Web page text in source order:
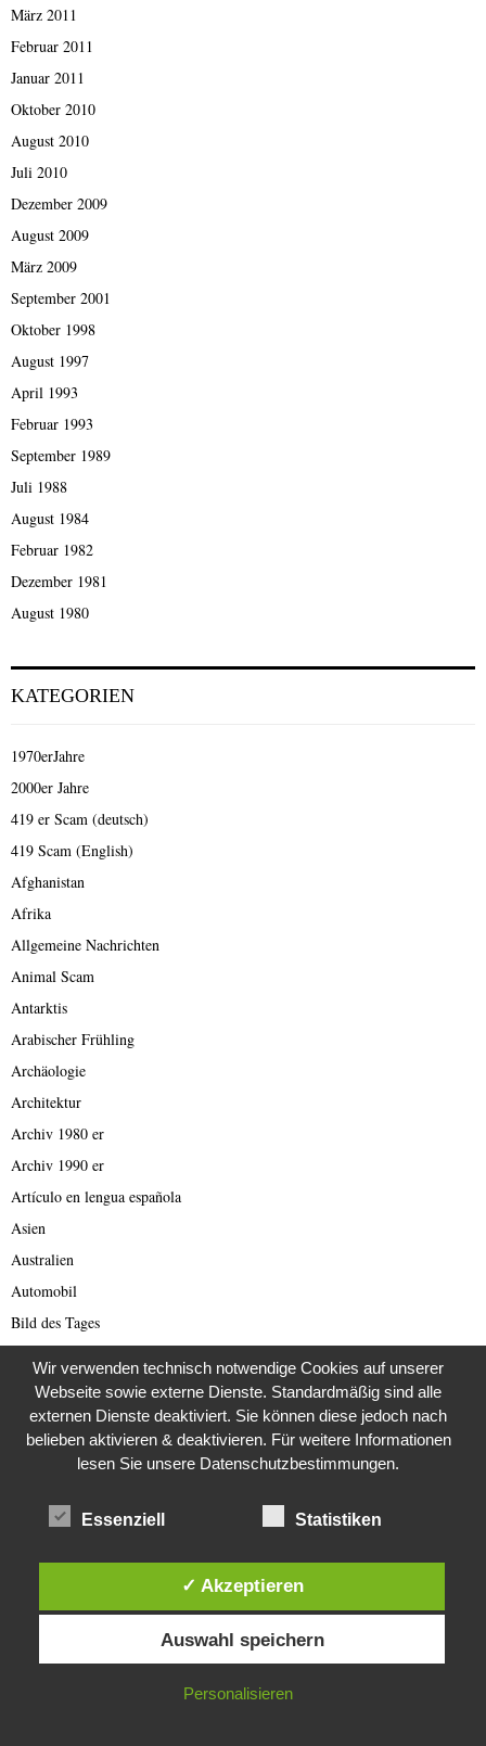
März 2011
Februar 2011
Januar 2011
Oktober 2010
August 2010
Juli 2010
Dezember 2009
August 2009
März 2009
September 2001
Oktober 1998
August 1997
April 1993
Februar 1993
September 1989
Juli 1988
August 1984
Februar 1982
Dezember 1981
August 1980
KATEGORIEN
1970erJahre
2000er Jahre
419 er Scam (deutsch)
419 Scam (English)
Afghanistan
Afrika
Allgemeine Nachrichten
Animal Scam
Antarktis
Arabischer Frühling
Archäologie
Architektur
Archiv 1980 er
Archiv 1990 er
Artículo en lengua española
Asien
Australien
Automobil
Bild des Tages
Breaking News
Brexit
Bücher
Business
China
Cold Case
Diese Website verwendet Cookies. Durch die weitere Nutzung dieser
Website stimmst du der Verwendung von Cookies zu.
IN ORDNUNG
Wir verwenden technisch notwendige Cookies auf unserer
Webseite sowie externe Dienste. Standardmäßig sind alle
externen Dienste deaktiviert. Sie können diese jedoch nach
belieben aktivieren & deaktivieren. Für weitere Informationen
lesen Sie unsere Datenschutzbestimmungen.
Essenziell Statistiken
✓ Akzeptieren
Auswahl speichern
Personalisieren